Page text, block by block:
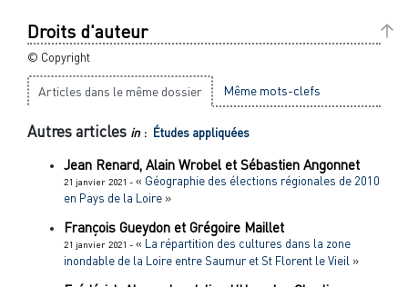
Droits d'auteur
© Copyright
Articles dans le même dossier Même mots-clefs
Autres articles in: Études appliquées
Jean Renard, Alain Wrobel et Sébastien Angonnet
21 janvier 2021 - « Géographie des élections régionales de 2010
en Pays de la Loire »
François Gueydon et Grégoire Maillet
21 janvier 2021 - « La répartition des cultures dans la zone
inondable de la Loire entre Saumur et St Florent le Vieil »